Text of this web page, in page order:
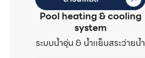
Pool heating & cooling
system
ระบบน้ำอุ่น & น้ำเเย็นสระว่ายน้ำ